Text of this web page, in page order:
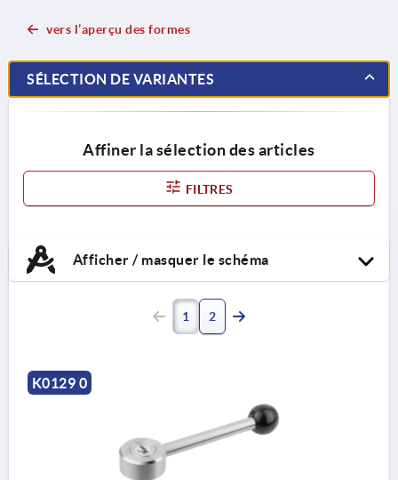
vers l’aperçu des formes
SÉLECTION DE VARIANTES
Affiner la sélection des articles
FILTRES
Afficher / masquer le schéma
1 2
K0129 0